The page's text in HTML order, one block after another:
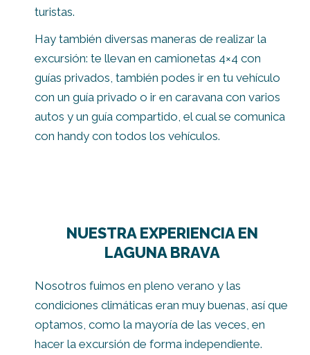
turistas.
Hay también diversas maneras de realizar la
excursión: te llevan en camionetas 4×4 con
guías privados, también podes ir en tu vehículo
con un guía privado o ir en caravana con varios
autos y un guía compartido, el cual se comunica
con handy con todos los vehículos.
NUESTRA EXPERIENCIA EN
LAGUNA BRAVA
Nosotros fuimos en pleno verano y las
condiciones climáticas eran muy buenas, así que
optamos, como la mayoría de las veces, en
hacer la excursión de forma independiente.